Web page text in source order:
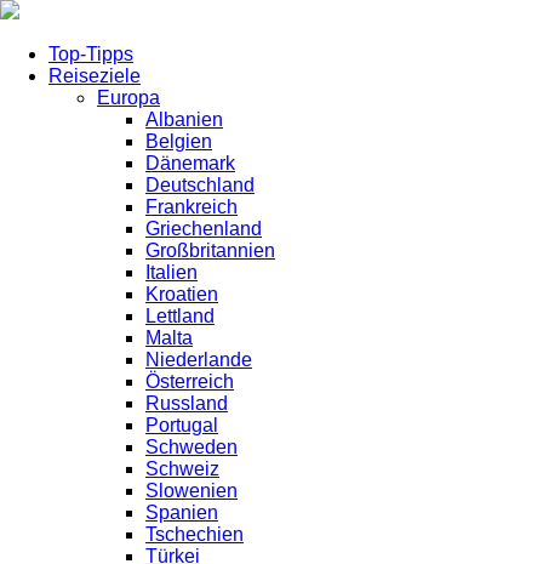
Top-Tipps
Reiseziele
Europa
Albanien
Belgien
Dänemark
Deutschland
Frankreich
Griechenland
Großbritannien
Italien
Kroatien
Lettland
Malta
Niederlande
Österreich
Russland
Portugal
Schweden
Schweiz
Slowenien
Spanien
Tschechien
Türkei